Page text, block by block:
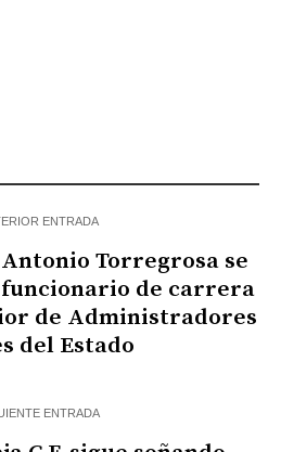
ENTRADA
Torregrosa se
de carrera
de Administradores
del Estado
ENTRADA